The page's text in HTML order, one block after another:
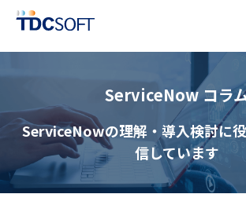
ServiceNow コラ
ServiceNowの理解・導入検討に
信しています